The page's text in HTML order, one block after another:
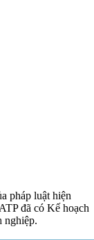
pháp luật hiện
đã có Kế hoạch
nghiệp.